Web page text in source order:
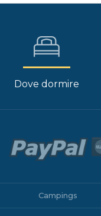
Dove dormire
Campings